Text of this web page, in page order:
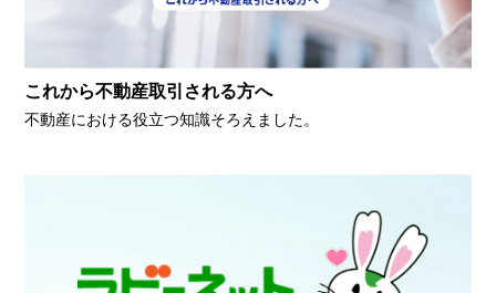
これから不動産取引される方へ
不動産における役立つ知識そろえました。